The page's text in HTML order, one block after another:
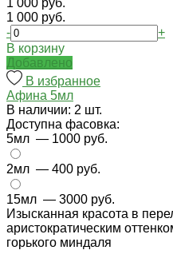
1 000 руб.
1 000 руб.
-
+
В корзину
Добавлено
В избранное
Афина 5мл
В наличии: 2 шт.
Доступна фасовка:
5мл — 1000 руб.
2мл — 400 руб.
15мл — 3000 руб.
Изысканная красота в
аристократическим
горького миндаля